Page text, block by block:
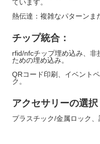
ています。
熱伝達：複雑なパターンま
チップ統合：
rfid/nfcチップ埋め込み、
ための埋め込み。
QRコード印刷、イベント
ク。
アクセサリーの選択
プラスチック/金属ロック、